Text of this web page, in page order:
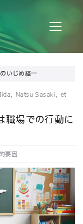
いじめ経験
Natsu Sasaki, et
場での行動に
要因